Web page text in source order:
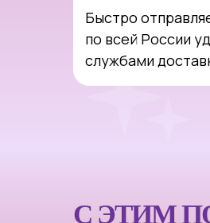
Быстро
по всей России
службами
С ЭТИМ